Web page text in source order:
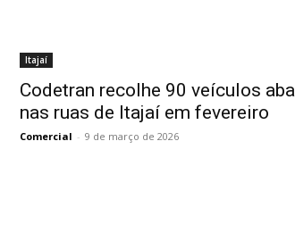
Itajaí
Codetran recolhe 90 veículos
nas ruas de Itajaí em fevereiro
Comercial - 9 de março de 2026